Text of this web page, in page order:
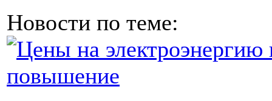
Новости по теме: